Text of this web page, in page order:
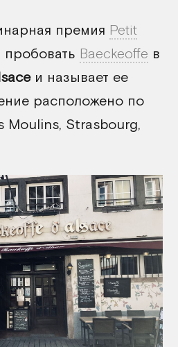
премия Petit
пробовать Baeckeoffe в
и называет ее
расположено по
Moulins, Strasbourg,